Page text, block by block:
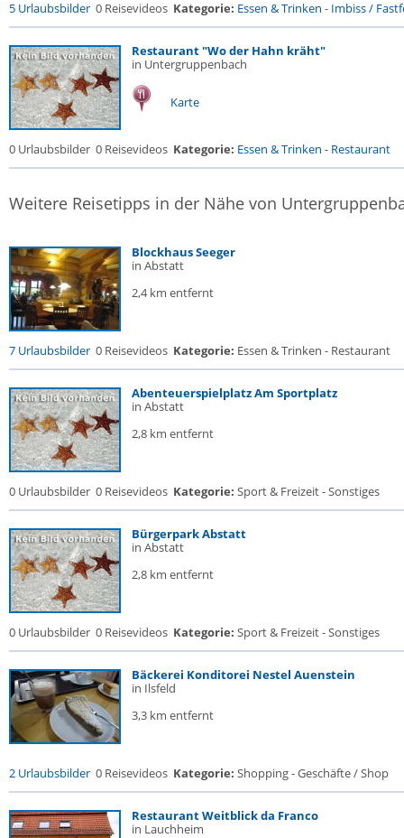
5 Urlaubsbilder 0 Reisevideos Kategorie: Essen & Trinken - Imbiss /
Restaurant "Wo der Hahn kräht"
in Untergruppenbach
Karte
0 Urlaubsbilder 0 Reisevideos Kategorie: Essen & Trinken - Restaurant
Weitere Reisetipps in der Nähe von
Blockhaus Seeger
in Abstatt
2,4 km entfernt
7 Urlaubsbilder 0 Reisevideos Kategorie: Essen & Trinken - Restaurant
Abenteuerspielplatz Am Sportplatz
in Abstatt
2,8 km entfernt
0 Urlaubsbilder 0 Reisevideos Kategorie: Sport & Freizeit - Sonstiges
Bürgerpark Abstatt
in Abstatt
2,8 km entfernt
0 Urlaubsbilder 0 Reisevideos Kategorie: Sport & Freizeit - Sonstiges
Bäckerei Konditorei Nestel Auenstein
in Ilsfeld
3,3 km entfernt
2 Urlaubsbilder 0 Reisevideos Kategorie: Shopping - Geschäfte / Shop
Restaurant Weitblick da Franco
in Lauchheim